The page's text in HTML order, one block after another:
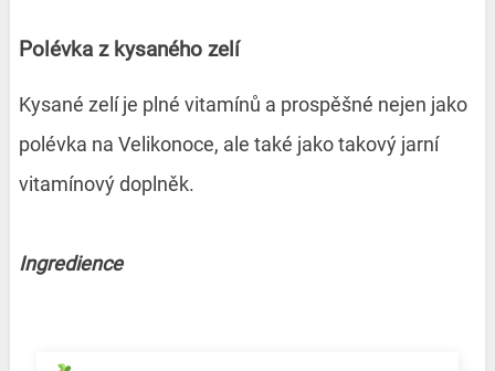
Polévka z kysaného zelí
Kysané zelí je plné vitamínů a prospěšné nejen jako
polévka na Velikonoce, ale také jako takový jarní
vitamínový doplněk.
Ingredience